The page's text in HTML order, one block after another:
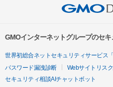
GMOインターネットグループのセ
世界初総合ネットセキュリティサービス
パスワード漏洩診断
Webサイトリス
セキュリティ相談AIチャットボット